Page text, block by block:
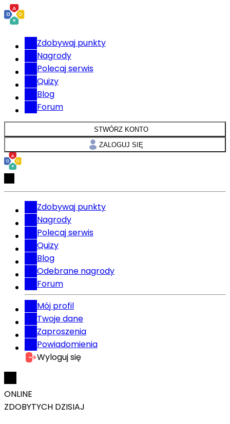
Zdobywaj punkty
Nagrody
Polecaj serwis
Quizy
Blog
Forum
STWÓRZ KONTO
ZALOGUJ SIĘ
Zdobywaj punkty
Nagrody
Polecaj serwis
Quizy
Blog
Odebrane nagrody
Forum
Mój profil
Twoje dane
Zaproszenia
Powiadomienia
Wyloguj się
ONLINE
ZDOBYTYCH DZISIAJ